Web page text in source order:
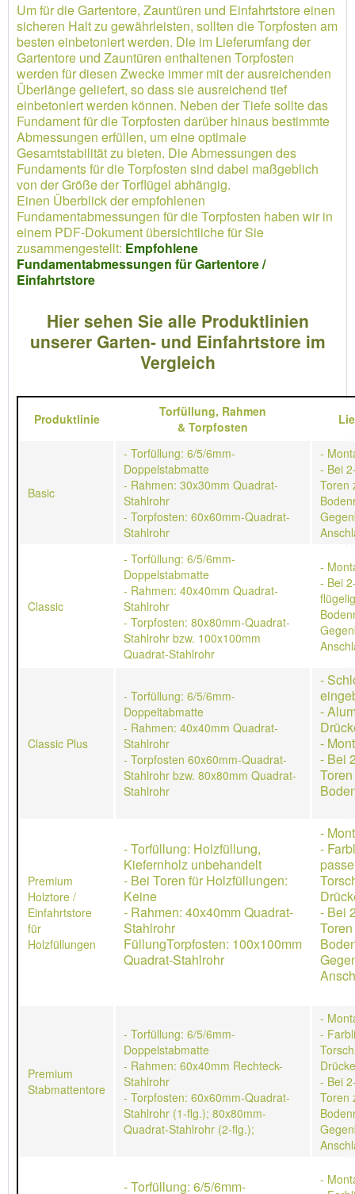
Um für die Gartentore, Zauntüren und Einfahrtstore einen
sicheren Halt zu gewährleisten, sollten die Torpfosten am
besten einbetoniert werden. Die im Lieferumfang der
Gartentore und Zauntüren enthaltenen Torpfosten
werden für diesen Zwecke immer mit der ausreichenden
Überlänge geliefert, so dass sie ausreichend tief
einbetoniert werden können. Neben der Tiefe sollte das
Fundament für die Torpfosten darüber hinaus bestimmte
Abmessungen erfüllen, um eine optimale
Gesamtstabilität zu bieten. Die Abmessungen des
Fundaments für die Torpfosten sind dabei maßgeblich
von der Größe der Torflügel abhängig.
Einen Überblick der empfohlenen
Fundamentabmessungen für die Torpfosten haben wir in
einem PDF-Dokument übersichtliche für Sie
zusammengestellt: Empfohlene
Fundamentabmessungen für Gartentore /
Einfahrtstore
Hier sehen Sie alle Produktlinien
unserer Garten- und Einfahrtstore im
Vergleich
Produktlinie Torfüllung, Rahmen
& Torpfosten
Basic
- Torfüllung: 6/5/6mm-
Doppelstabmatte
- Rahmen: 30x30mm Quadrat-
Stahlrohr
- Torpfosten: 60x60mm-Quadrat-
Stahlrohr
-
- Bei
Toren
Classic
- Torfüllung: 6/5/6mm-
Doppelstabmatte
- Rahmen: 40x40mm Quadrat-
Stahlrohr
- Torpfosten: 80x80mm-Quadrat-
Stahlrohr bzw. 100x100mm
Quadrat-Stahlrohr
-
- Bei
Classic Plus
- Torfüllung: 6/5/6mm-
Doppeltabmatte
- Rahmen: 40x40mm Quadrat-
Stahlrohr
- Torpfosten 60x60mm-Quadrat-
Stahlrohr bzw. 80x80mm Quadrat-
Stahlrohr
-
-
-
- Bei
Premium
Holztore /
Einfahrtstore
für
Holzfüllungen
- Torfüllung: Holzfüllung,
Kiefernholz unbehandelt
- Bei Toren für Holzfüllungen:
Keine
- Rahmen: 40x40mm Quadrat-
Stahlrohr
FüllungTorpfosten: 100x100mm
Quadrat-Stahlrohr
-
-
- Bei
Premium
Stabmattentore
- Torfüllung: 6/5/6mm-
Doppelstabmatte
- Rahmen: 60x40mm Rechteck-
Stahlrohr
- Torpfosten: 60x60mm-Quadrat-
Stahlrohr (1-flg.); 80x80mm-
Quadrat-Stahlrohr (2-flg.);
-
-
- Bei
Toren
- Torfüllung: 6/5/6mm-
-